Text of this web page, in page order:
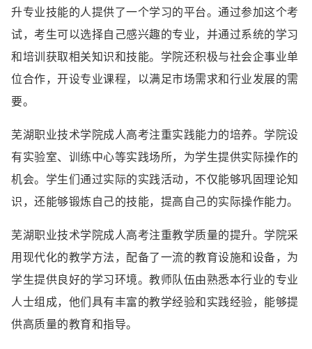
升专业技能的人提供了一个学习的平台。通过参加这个考
试，考生可以选择自己感兴趣的专业，并通过系统的学习
和培训获取相关知识和技能。学院还积极与社会企事业单
位合作，开设专业课程，以满足市场需求和行业发展的需
要。
芜湖职业技术学院成人高考注重实践能力的培养。学院设
有实验室、训练中心等实践场所，为学生提供实际操作的
机会。学生们通过实际的实践活动，不仅能够巩固理论知
识，还能够锻炼自己的技能，提高自己的实际操作能力。
芜湖职业技术学院成人高考注重教学质量的提升。学院采
用现代化的教学方法，配备了一流的教育设施和设备，为
学生提供良好的学习环境。教师队伍由熟悉本行业的专业
人士组成，他们具有丰富的教学经验和实践经验，能够提
供高质量的教育和指导。